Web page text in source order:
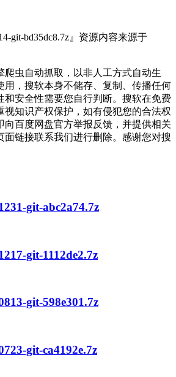
git-bd35dc8.7z』资源内容来源于
爬虫自动抓取，以非人工方式自动生
用，搜软本身不储存、复制、传播任何
和安全性需要您自行判断。搜软在免费
视知识产权保护，如有侵犯您的合法权
向百度网盘官方举报反馈，并提供相关
面链接联系我们进行删除。感谢您对搜
git-abc2a74.7z
git-1112de2.7z
git-598e301.7z
git-ca4192e.7z